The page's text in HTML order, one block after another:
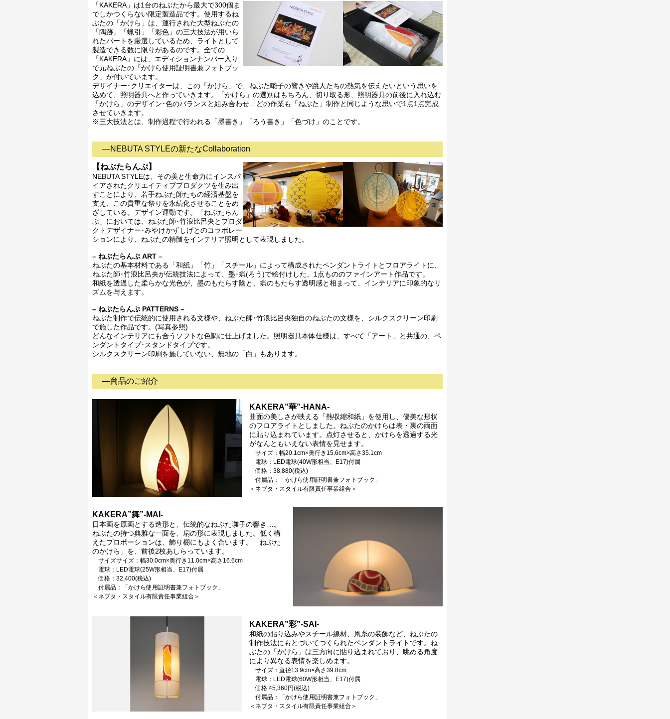
「KAKERA」は1台のねぶたから最大で300個ま
でしかつくらない限定製造品です。使用するね
ぶたの「かけら」は、運行された大型ねぶたの
「隅跡」「蝋引」「彩色」の三大技法が用いら
れたパートを厳選しているため、ライトとして
製造できる数に限りがあるのです。全ての
「KAKERA」には、エディションナンバー入り
で元ねぶたの「かけら使用証明書兼フォトブッ
ク」が付いています。
デザイナー･クリエイターは、この「かけら」で、ねぶた囃子の響きや跳人たちの熱気を伝えたいという思いを
込めて、照明器具へと作っていきます。「かけら」の選別はもちろん、切り取る形、照明器具の前後に入れ込む
「かけら」のデザイン･色のバランスと組み合わせ…どの作業も「ねぶた」制作と同じような思いで1点1点完成
させていきます。
※三大技法とは、制作過程で行われる「墨書き」「ろう書き」「色づけ」のことです。
―NEBUTA STYLEの新たなCollaboration
【ねぶたらんぷ】
NEBUTA STYLEは、その美と生命力にインスパ
イアされたクリエイティブプロダクツを生み出
すことにより、若手ねぶた師たちの経済基盤を
支え、この貴重な祭りを永続化させることをめ
ざしている。デザイン運動です。「ねぶたらん
ぷ」においては、ねぶた師･竹浪比呂央とプロダ
クトデザイナー･みやけかずしげとのコラボレー
ションにより、ねぶたの精髄をインテリア照明として表現しました。
– ねぶたらんぷ ART –
ねぶたの基本材料である「和紙」「竹」「スチール」によって構成されたペンダントライトとフロアライトに、
ねぶた師･竹浪比呂央が伝統技法によって、墨･蝋(ろう)で絵付けした、1点もののファインアート作品です。
和紙を透過した柔らかな光色が、墨のもたらす陰と、蝋のもたらす透明感と相まって、インテリアに印象的なリ
ズムを与えます。
– ねぶたらんぷ PATTERNS –
ねぶた制作で伝統的に使用される文様や、ねぶた師･竹浪比呂央独自のねぶたの文様を、シルクスクリーン印刷
で施した作品です。(写真参照)
どんなインテリアにも合うソフトな色調に仕上げました。照明器具本体仕様は、すべて「アート」と共通の、ペ
ンダントタイプ･スタンドタイプです。
シルクスクリーン印刷を施していない、無地の「白」もあります。
―商品のご紹介
KAKERA”華”-HANA-
曲面の美しさが映える「熱収縮和紙」を使用し、優美な形状
のフロアライトとしました。ねぶたのかけらは表・裏の両面
に貼り込まれています。点灯させると、かけらを透過する光
がなんともいえない表情を見せます。
サイズ：幅20.1cm×奥行き15.6cm×高さ35.1cm
電球：LED電球(40W形相当、E17)付属
価格：38,880(税込)
付属品：「かけら使用証明書兼フォトブック」
＜ネブタ・スタイル有限責任事業組合＞
KAKERA”舞”-MAI-
日本画を原画とする造形と、伝統的なねぶた囃子の響き…。
ねぶたの持つ典雅な一面を、扇の形に表現しました。低く構
えたプロポーションは、飾り棚にもよく合います。「ねぶた
のかけら」を、前後2枚あしらっています。
サイズサイズ：幅30.0cm×奥行き11.0cm×高さ16.6cm
電球：LED電球(25W形相当、E17)付属
価格：32,400(税込)
付属品：「かけら使用証明書兼フォトブック」
＜ネブタ・スタイル有限責任事業組合＞
KAKERA”彩”-SAI-
和紙の貼り込みやスチール線材、凧糸の装飾など、ねぶたの
制作技法にもとづいてつくられたペンダントライトです。ね
ぶたの「かけら」は三方向に貼り込まれており、眺める角度
により異なる表情を楽しめます。
サイズ：直径13.9cm×高さ39.8cm
電球：LED電球(60W形相当、E17)付属
価格:45,360円(税込)
付属品：「かけら使用証明書兼フォトブック」
＜ネブタ・スタイル有限責任事業組合＞